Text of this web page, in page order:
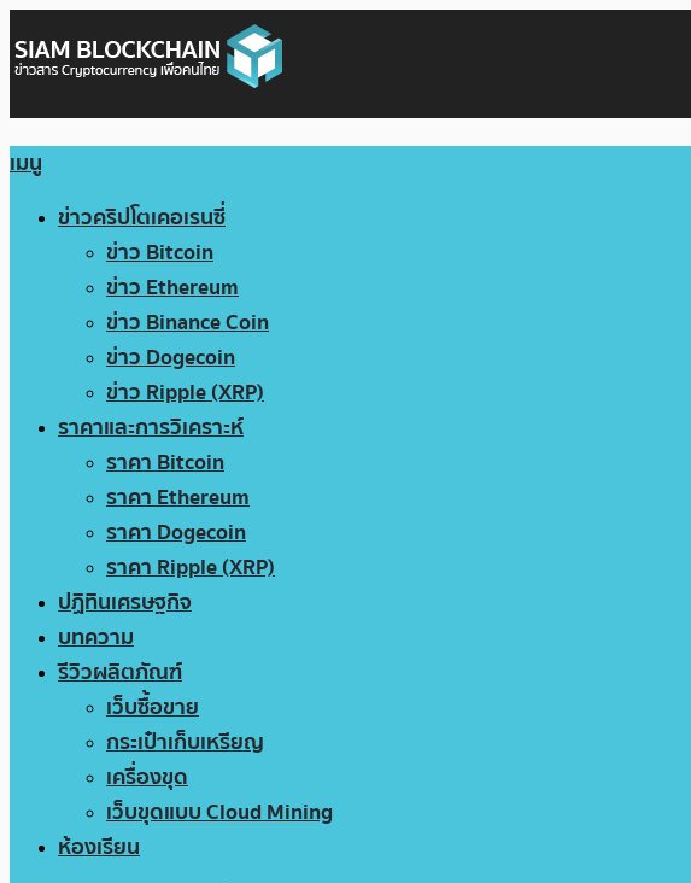
เมนู
ข่าวคริปโตเคอเรนซี่
ข่าว Bitcoin
ข่าว Ethereum
ข่าว Binance Coin
ข่าว Dogecoin
ข่าว Ripple (XRP)
ราคาและการวิเคราะห์
ราคา Bitcoin
ราคา Ethereum
ราคา Dogecoin
ราคา Ripple (XRP)
ปฏิทินเศรษฐกิจ
บทความ
รีวิวผลิตภัณฑ์
เว็บซื้อขาย
กระเป๋าเก็บเหรียญ
เครื่องขุด
เว็บขุดแบบ Cloud Mining
ห้องเรียน